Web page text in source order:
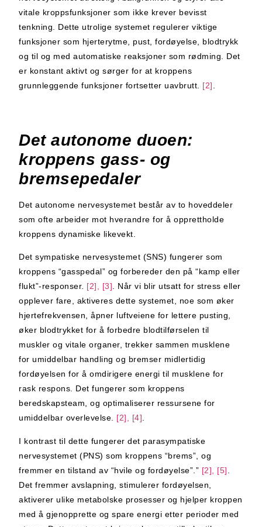
vitale kroppsfunksjoner som ikke krever bevisst
tenkning. Dette utrolige systemet regulerer viktige
funksjoner som hjerterytme, pust, fordøyelse, blodtrykk
og til og med automatiske reaksjoner som rødming. Det
er konstant aktivt og sørger for at kroppens
grunnleggende funksjoner fortsetter uavbrutt. [2]
Det autonome duoen:
kroppens gass- og
bremsepedaler
Det autonome nervesystemet består av to hoveddeler
som ofte arbeider mot hverandre for å opprettholde
kroppens dynamiske likevekt.
Det sympatiske nervesystemet (SNS) fungerer som
kroppens “gasspedal” og forbereder den på “kamp eller
flukt”-responser. [2], [3] . Når vi blir utsatt for stress eller
opplever fare, aktiveres dette systemet, noe som øker
hjertefrekvensen, åpner luftveiene for lettere pusting,
øker blodtrykket for å forbedre blodtilførselen til
muskler og vitale organer, trekker sammen musklene
for umiddelbar handling og bremser midlertidig
fordøyelsen for å omdirigere energi til musklene for
rask respons. Det fungerer som kroppens
beredskapsteam, og optimaliserer ressursene for
umiddelbar overlevelse. [2], [4]
I kontrast til dette fungerer det parasympatiske
nervesystemet (PNS) som kroppens “brems”, og
fremmer en tilstand av “hvile og fordøyelse”.” [2], [5]
Det fremmer avslapning, stimulerer fordøyelsen,
aktiverer ulike metabolske prosesser og hjelper kroppen
med å gjenopprette og spare energi etter perioder med